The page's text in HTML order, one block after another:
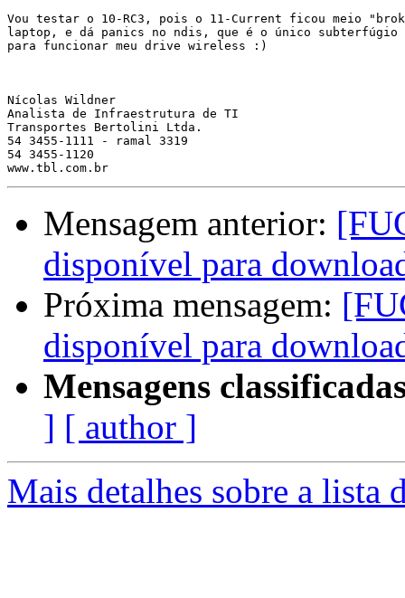
Vou testar o 10-RC3, pois o 11-Current ficou meio
laptop, e dá panics no ndis, que é o único subterfúgio
para funcionar meu drive wireless :)
Nícolas Wildner
Analista de Infraestrutura de TI
Transportes Bertolini Ltda.
54 3455-1111 - ramal 3319
54 3455-1120
Mensagem anterior:
disponível para
Próxima mensagem:
disponível para
Mensagens
] [ author ]
Mais detalhes sobre a lista